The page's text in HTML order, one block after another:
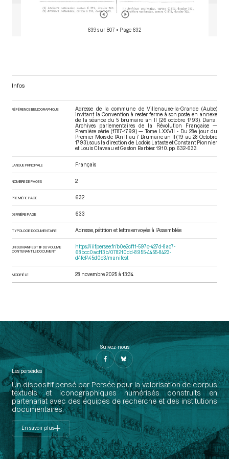
639 sur 807 • Page 632
Infos
RÉFÉRENCE BIBLIOGRAPHIQUE
Adresse de la commune de Villenauxe-la-Grande (Aube)
invitant la Convention à rester ferme à son poste, en annexe
de la séance du 5 brumaire an II (26 octobre 1793). Dans :
Archives parlementaires de la Révolution Française —
Première série (1787-1799) — Tome LXXVII - Du 28e jour du
Premier Mois de l’An II au 7 Brumaire an II (19 au 28 Octobre
1793) , sous la direction de Lodoïs Lataste et Constant Pionnier
et Louis Claveau et Gaston Barbier. 1910. pp. 632-633.
LANGUE PRINCIPALE Français
NOMBRE DE PAGES 2
PREMIÈRE PAGE 632
DERNIÈRE PAGE 633
TYPOLOGIE DOCUMENTAIRE Adresse, pétition et lettre envoyée à l’Assemblée
URI DU MANIFEST IIIF DU VOLUME
CONTENANT LE DOCUMENT
https://iiif.persee.fr/b0e2cf11-597c-427d-8ac7-
68bcc0acf13b/078210dd-8955-4455-8423-
d4fef445d0c3/manifest
MODIFIÉ LE 28 novembre 2025 à 13:34
Suivez-nous
Les perséides
Un dispositif pensé par Persée pour la valorisation de corpus
textuels et iconographiques numérisés construits en
partenariat avec des équipes de recherche et des institutions
documentaires.
En savoir plus